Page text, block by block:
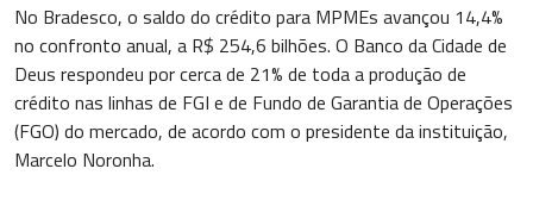
No Bradesco, o saldo do crédito para MPMEs avançou 14,4%
no confronto anual, a R$ 254,6 bilhões. O Banco da Cidade de
Deus respondeu por cerca de 21% de toda a produção de
crédito nas linhas de FGI e de Fundo de Garantia de Operações
(FGO) do mercado, de acordo com o presidente da instituição,
Marcelo Noronha.